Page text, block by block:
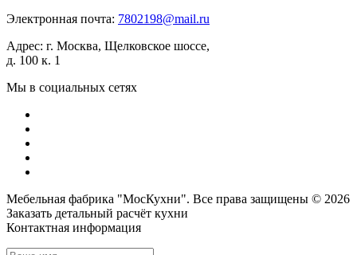
Электронная почта: 7802198@mail.ru
Адрес: г. Москва, Щелковское шоссе,
д. 100 к. 1
Мы в социальных сетях
Мебельная фабрика "МосКухни". Все права защищены © 2026
Заказать детальный расчёт кухни
Контактная информация